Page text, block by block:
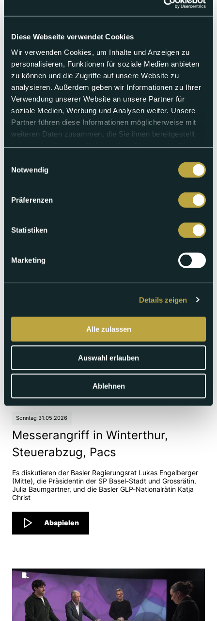
Diese Webseite verwendet Cookies
Wir verwenden Cookies, um Inhalte und Anzeigen zu
personalisieren, Funktionen für soziale Medien anbieten
zu können und die Zugriffe auf unsere Website zu
analysieren. Außerdem geben wir Informationen zu Ihrer
Verwendung unserer Website an unsere Partner für
soziale Medien, Werbung und Analysen weiter. Unsere
Partner führen diese Informationen möglicherweise mit
weiteren Daten zusammen, die Sie ihnen bereitgestellt
Notwendig
Präferenzen
Statistiken
Marketing
Details zeigen
Alle zulassen
Auswahl erlauben
Ablehnen
Mehrwertsteuer
Eigenmann (FDP), Nationalrätin und HKBB-Präsidentin
Sonntag 31.05.2026
Messerangriff in Winterthur,
Steuerabzug, Pacs
Es diskutieren der Basler Regierungsrat Lukas Engelberger
(Mitte), die Präsidentin der SP Basel-Stadt und Grossrätin,
Julia Baumgartner, und die Basler GLP-Nationalrätin Katja
Christ
Abspielen